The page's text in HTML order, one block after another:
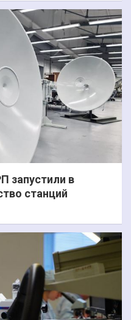
запустили в
станций